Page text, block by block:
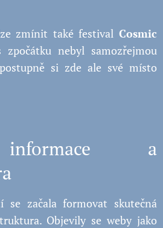
zmínit také festival Cosmic
nebyl samozřejmou
si zde ale své místo
a
se začala formovat skutečná
Objevily se weby jako